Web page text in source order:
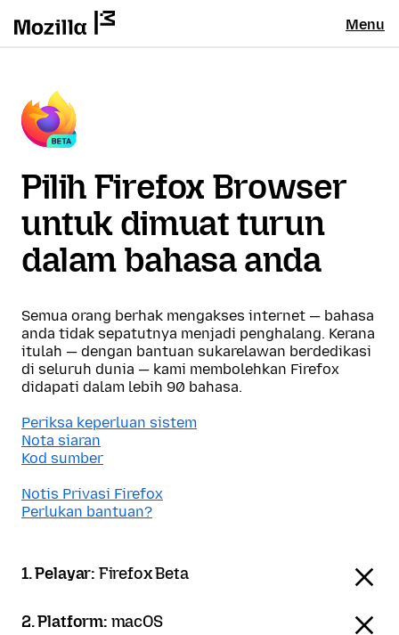
Menu
Pilih Firefox Browser
untuk dimuat turun
dalam bahasa anda
Semua orang berhak mengakses internet — bahasa
anda tidak sepatutnya menjadi penghalang. Kerana
itulah — dengan bantuan sukarelawan berdedikasi
di seluruh dunia — kami membolehkan Firefox
didapati dalam lebih 90 bahasa.
Periksa keperluan sistem
Nota siaran
Kod sumber
Notis Privasi Firefox
Perlukan bantuan?
1. Pelayar: Firefox Beta
2. Platform: macOS